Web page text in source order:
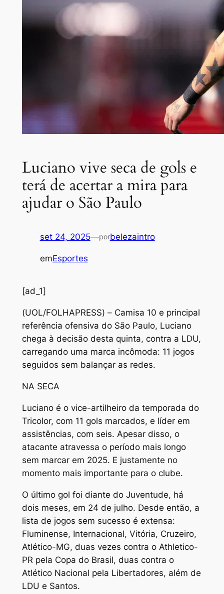
Luciano vive seca de gols e
terá de acertar a mira para
ajudar o São Paulo
set 24, 2025—porbelezaintro
emEsportes
[ad_1]
(UOL/FOLHAPRESS) – Camisa 10 e principal
referência ofensiva do São Paulo, Luciano
chega à decisão desta quinta, contra a LDU,
carregando uma marca incômoda: 11 jogos
seguidos sem balançar as redes.
NA SECA
Luciano é o vice-artilheiro da temporada do
Tricolor, com 11 gols marcados, e líder em
assistências, com seis. Apesar disso, o
atacante atravessa o período mais longo
sem marcar em 2025. E justamente no
momento mais importante para o clube.
O último gol foi diante do Juventude, há
dois meses, em 24 de julho. Desde então, a
lista de jogos sem sucesso é extensa:
Fluminense, Internacional, Vitória, Cruzeiro,
Atlético-MG, duas vezes contra o Athletico-
PR pela Copa do Brasil, duas contra o
Atlético Nacional pela Libertadores, além de
LDU e Santos.